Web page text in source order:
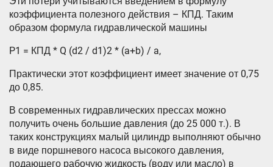
коэффициента полезного действия – КПД. Таким
образом формула гидравлической машины
P1 = КПД * Q (d2 / d1)2 * (a+b) / a,
Практически этот коэффициент имеет значение от 0,75
до 0,85.
В современных гидравлических прессах можно
получить очень большие давления (до 25 000 т.). В
таких конструкциях малый цилиндр выполняют обычно
в виде поршневого насоса высокого давления,
подающего рабочую жидкость (воду или масло) в